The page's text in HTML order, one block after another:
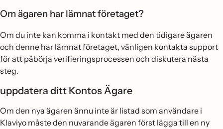
Om ägaren har lämnat företaget?
Om du inte kan komma i kontakt med den tidigare ägaren
och denne har lämnat företaget, vänligen kontakta support
för att påbörja verifieringsprocessen och diskutera nästa
steg.
uppdatera ditt Kontos Ägare
Om den nya ägaren ännu inte är listad som användare i
Klaviyo måste den nuvarande ägaren först lägga till en ny